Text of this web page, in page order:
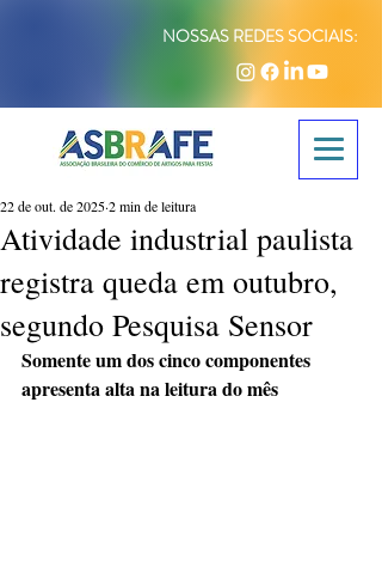
NOSSAS REDES SOCIAIS:
Atividade industrial paulista
registra queda em outubro,
segundo Pesquisa Sensor
22 de out. de 20252 min de leitura
Somente um dos cinco componentes
apresenta alta na leitura do mês